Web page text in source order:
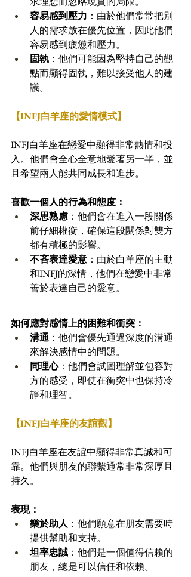
容易感到壓力 ：由於他們常常把別
人的需求放在優先位置，因此他們
容易感到疲憊和壓力。
固執 ：他們可能因為堅持自己的觀
點而顯得固執，難以接受他人的建
議。
【INFJ白羊座的愛情模式】
INFJ白羊座在戀愛中顯得非常熱情和投
入。他們會全心全意地愛著另一半，並
且希望兩人能共同成長和進步。
喜歡一個人的行為和態度：
深思熟慮 ：他們會在進入一段關係
前仔細權衡，確保這段關係對雙方
都有積極的影響。
不吝表達愛意 ：由於白羊座的主動
和INFJ的深情，他們在戀愛中非常
善於表達自己的愛意。
如何應對感情上的困難和衝突：
溝通 ：他們會優先通過深度的溝通
來解決感情中的問題。
同理心：他們會試圖理解並包容對
方的感受，即使在衝突中也保持冷
靜和理智。
【INFJ白羊座的友誼觀】
INFJ白羊座在友誼中顯得非常真誠和可
靠。他們與朋友的聯繫通常非常深厚且
持久。
表現：
樂於助人 ：他們願意在朋友需要時
提供幫助和支持。
坦率忠誠 ：他們是一個值得信賴的
朋友，總是可以信任和依賴。